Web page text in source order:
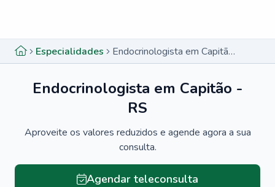
Especialidades Endocrinologista em Capitão - RS
Endocrinologista em Capitão -
RS
Aproveite os valores reduzidos e agende agora a sua
consulta.
Agendar teleconsulta